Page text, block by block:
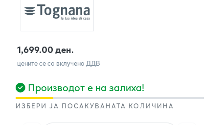
1,699.00 ден.
цените се со вклучено ДДВ
Производот е на залиха!
ИЗБЕРИ ЈА ПОСАКУВАНАТА КОЛИЧИНА